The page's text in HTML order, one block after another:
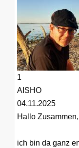
1
AISHO
04.11.2025
Hallo Zusammen,
ich bin da ganz